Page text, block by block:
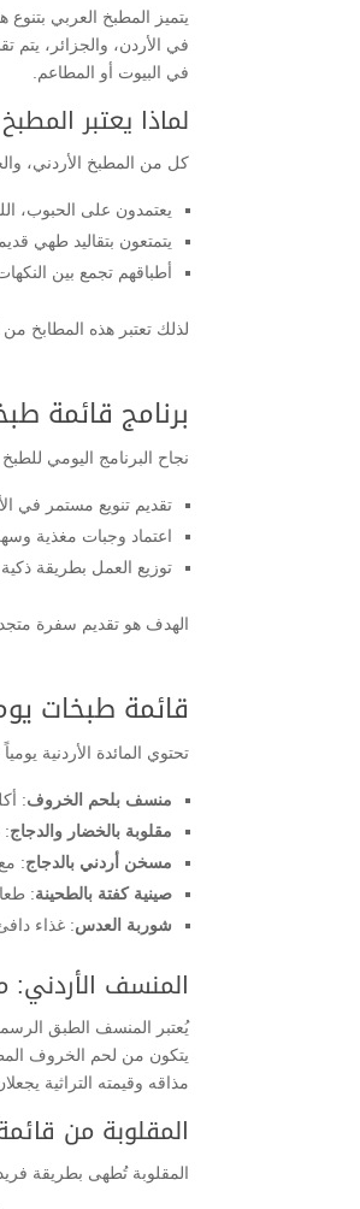
يتميز المطبخ العربي بتنوع
في الأردن، والجزائر، يتم
في البيوت أو المطاعم.
لماذا يعتبر
كل من المطبخ الأردني،
يعتمدون على الحبوب،
يتمتعون بتقاليد طهي
أطباقهم تجمع بين
لذلك تعتبر هذه المطابخ من
برنامج قائمة
نجاح البرنامج اليومي
تقديم تنويع مستمر في
اعتماد وجبات مغذية
توزيع العمل بطريقة ذكية
الهدف هو تقديم سفرة
قائمة طبخات
تحتوي المائدة الأردنية
منسف بلحم الخروف:
مقلوبة بالخضار والدجاج:
مسخن أردني بالدجاج:
صينية كفتة بالطحينة:
شوربة العدس: غذاء
المنسف الأردني:
يُعتبر المنسف الطبق
يتكون من لحم الخروف
مذاقه وقيمته التراثية
المقلوبة من
المقلوبة تُطهى بطريقة